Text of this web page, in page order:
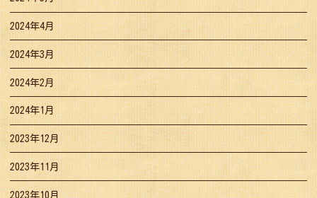
2024年4月
2024年3月
2024年2月
2024年1月
2023年12月
2023年11月
2023年10月